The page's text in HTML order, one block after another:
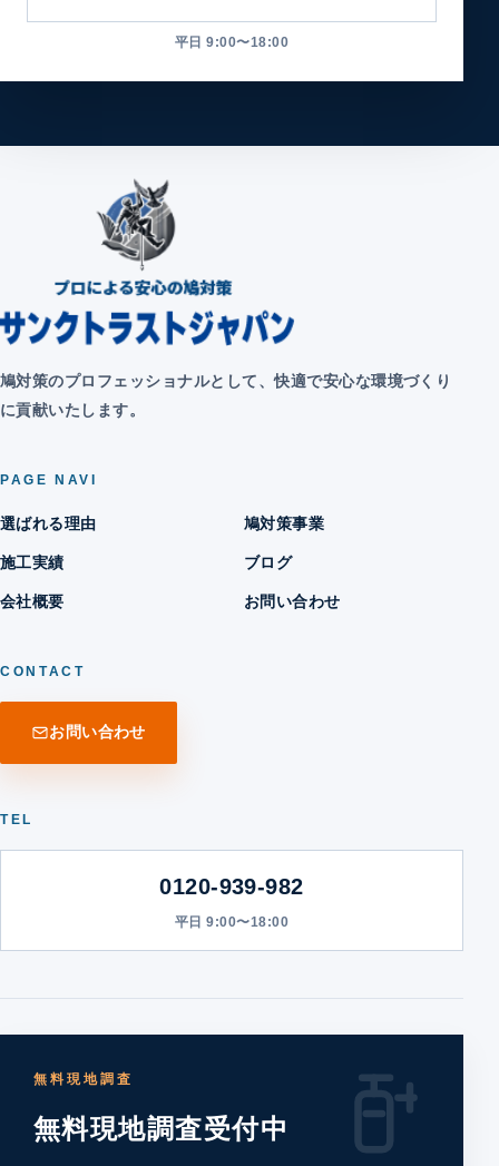
平日 9:00〜18:00
鳩対策のプロフェッショナルとして、快適で安心な環境づくり
に貢献いたします。
PAGE NAVI
選ばれる理由 鳩対策事業
施工実績 ブログ
会社概要 お問い合わせ
CONTACT
お問い合わせ
TEL
0120-939-982
平日 9:00〜18:00
無料現地調査
無料現地調査受付中